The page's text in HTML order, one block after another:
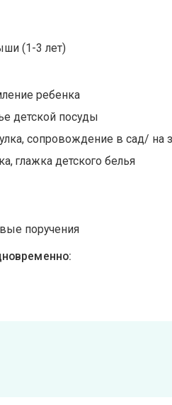
(1-3 лет)
ребенка
детской посуды
сопровождение в сад/ на
глажка детского белья
поручения